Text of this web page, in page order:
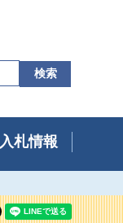
入札情報